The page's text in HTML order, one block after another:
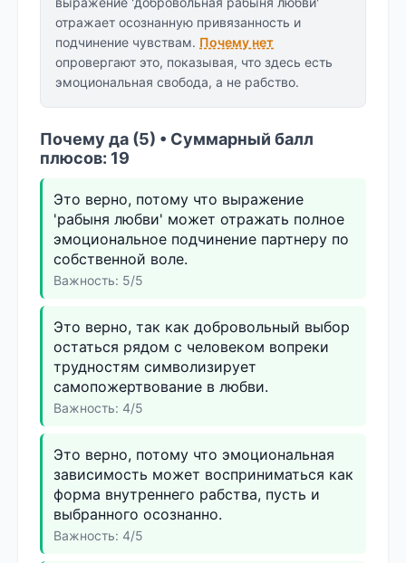
отражает осознанную привязанность и
подчинение чувствам. Почему нет
опровергают это, показывая, что здесь есть
эмоциональная свобода, а не рабство.
Почему да (5) • Суммарный балл
плюсов: 19
Это верно, потому что выражение
'рабыня любви' может отражать полное
эмоциональное подчинение партнеру по
собственной воле.
Важность: 5/5
Это верно, так как добровольный выбор
остаться рядом с человеком вопреки
трудностям символизирует
самопожертвование в любви.
Важность: 4/5
Это верно, потому что эмоциональная
зависимость может восприниматься как
форма внутреннего рабства, пусть и
выбранного осознанно.
Важность: 4/5